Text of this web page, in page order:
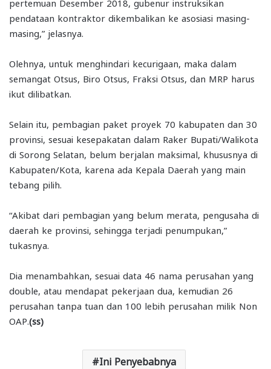
pertemuan Desember 2018, gubenur instruksikan
pendataan kontraktor dikembalikan ke asosiasi masing-
masing,” jelasnya.
Olehnya, untuk menghindari kecurigaan, maka dalam
semangat Otsus, Biro Otsus, Fraksi Otsus, dan MRP harus
ikut dilibatkan.
Selain itu, pembagian paket proyek 70 kabupaten dan 30
provinsi, sesuai kesepakatan dalam Raker Bupati/Walikota
di Sorong Selatan, belum berjalan maksimal, khususnya di
Kabupaten/Kota, karena ada Kepala Daerah yang main
tebang pilih.
“Akibat dari pembagian yang belum merata, pengusaha di
daerah ke provinsi, sehingga terjadi penumpukan,”
tukasnya.
Dia menambahkan, sesuai data 46 nama perusahan yang
double, atau mendapat pekerjaan dua, kemudian 26
perusahan tanpa tuan dan 100 lebih perusahan milik Non
OAP. (ss)
Ini Penyebabnya